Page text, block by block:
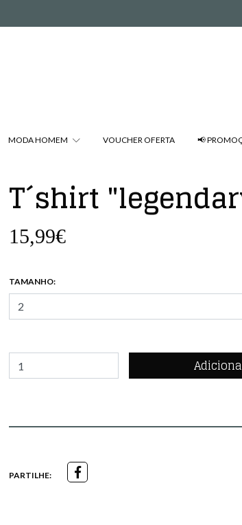
MODA HOMEM VOUCHER OFERTA 📢
T´shirt
15,99€
TAMANHO:
PARTILHE: